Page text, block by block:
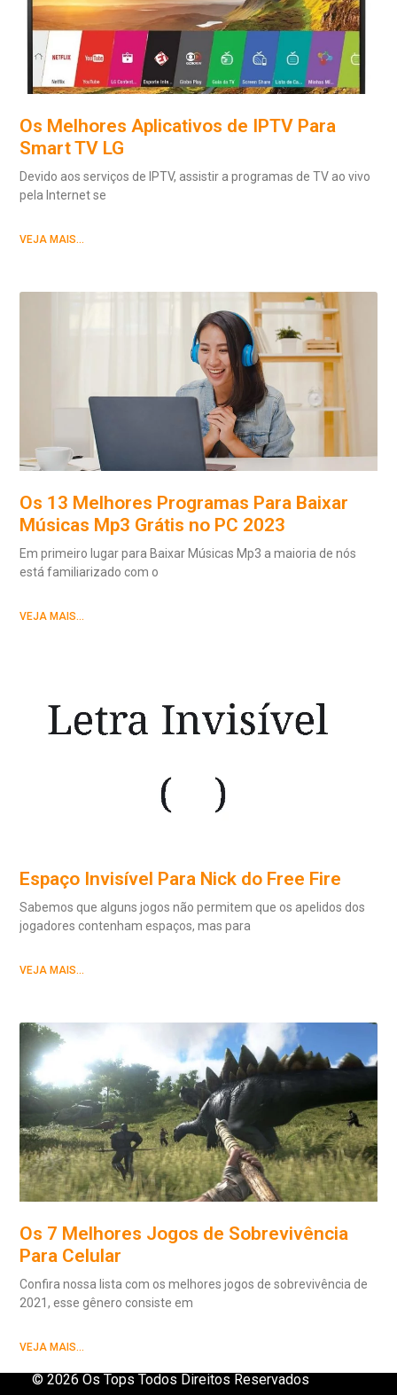
Os Melhores Aplicativos de IPTV Para
Smart TV LG
Devido aos serviços de IPTV, assistir a programas de TV ao vivo
pela Internet se
VEJA MAIS...
Os 13 Melhores Programas Para Baixar
Músicas Mp3 Grátis no PC 2023
Em primeiro lugar para Baixar Músicas Mp3 a maioria de nós
está familiarizado com o
VEJA MAIS...
Espaço Invisível Para Nick do Free Fire
Sabemos que alguns jogos não permitem que os apelidos dos
jogadores contenham espaços, mas para
VEJA MAIS...
Os 7 Melhores Jogos de Sobrevivência
Para Celular
Confira nossa lista com os melhores jogos de sobrevivência de
2021, esse gênero consiste em
VEJA MAIS...
© 2026 Os Tops Todos Direitos Reservados